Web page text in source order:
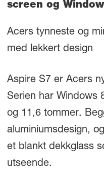
screen og
Acers tynneste og
med lekkert design
Aspire S7 er Acers
Serien har Windows
og 11,6 tommer.
aluminiumsdesign,
et blankt dekkglass
utseende.